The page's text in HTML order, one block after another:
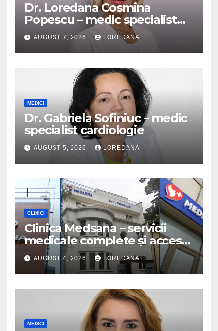
Dr. Loredana Cosmina
Popescu – medic specialist
dermatologie
AUGUST 7, 2026 LOREDANA
MEDICI
Dr. Gabriela Sofiniuc – medic
specialist cardiologie
AUGUST 5, 2026 LOREDANA
CLINICI
Clinica Medsana – servicii
medicale complete și acces
la specialiști cu experiență
AUGUST 4, 2026 LOREDANA
MEDICI